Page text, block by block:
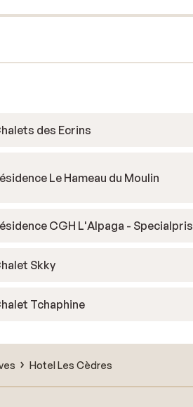
des Ecrins
Le Hameau du Moulin
CGH L'Alpaga - Specialpris
Skky
Tchaphine
Hotel Les Cèdres